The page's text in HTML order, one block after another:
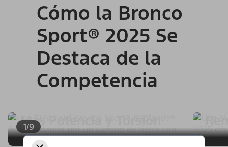
Cómo la Bronco
Sport® 2025 Se
Destaca de la
Competencia
1/9
Más Potencia y Torsión